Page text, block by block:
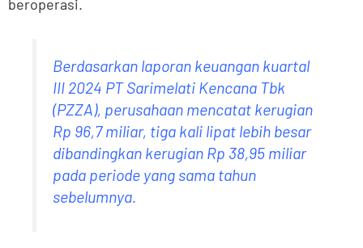
beroperasi.
Berdasarkan laporan keuangan kuartal
III 2024 PT Sarimelati Kencana Tbk
(PZZA), perusahaan mencatat kerugian
Rp 96,7 miliar, tiga kali lipat lebih besar
dibandingkan kerugian Rp 38,95 miliar
pada periode yang sama tahun
sebelumnya.